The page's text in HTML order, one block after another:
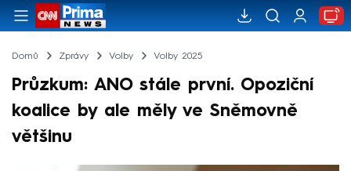
Domů Zprávy Volby Volby 2025
Průzkum: ANO stále první. Opoziční
koalice by ale měly ve Sněmovně
většinu